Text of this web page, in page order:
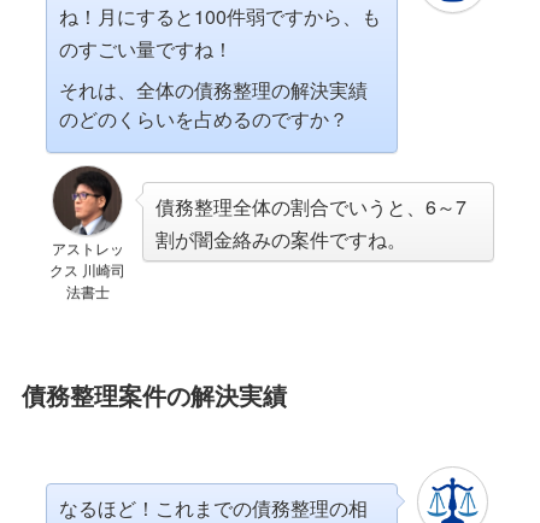
ね！月にすると100件弱ですから、も
のすごい量ですね！
それは、全体の債務整理の解決実績
のどのくらいを占めるのですか？
アストレッ
クス 川崎司
法書士
債務整理全体の割合でいうと、6～7
割が闇金絡みの案件ですね。
債務整理案件の解決実績
なるほど！これまでの債務整理の相